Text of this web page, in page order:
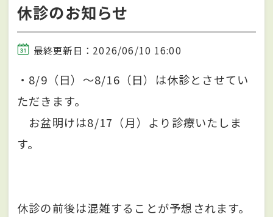
休診のお知らせ
最終更新日：2026/06/10 16:00
・8/9（日）～8/16（日）は休診とさせてい
ただきます。
お盆明けは8/17（月）より診療いたしま
す。
休診の前後は混雑することが予想されます。